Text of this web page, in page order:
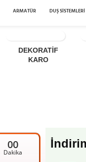
ARMATÜR DUŞ SİSTEMLERİ
DEKORATIF
KARO
00
Dakika